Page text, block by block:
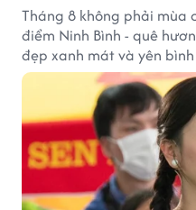
Tháng 8 không phải mùa
điểm Ninh Bình - quê
đẹp xanh mát và yên